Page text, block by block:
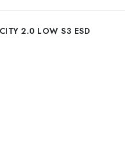
2.0 LOW S3 ESD